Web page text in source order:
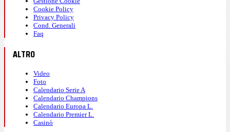
Cookie Policy
Privacy Policy
Cond. Generali
Faq
ALTRO
Video
Foto
Calendario Serie A
Calendario Champions
Calendario Europa L.
Calendario Premier L.
Casinò